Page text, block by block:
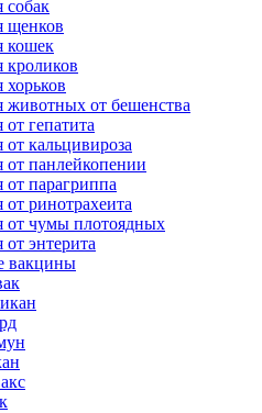
собак
щенков
кошек
кроликов
животных от бешенства
гепатита
кальцивироза
панлейкопении
парагриппа
ринотрахеита
от чумы плотоядных
энтерита
вакцины